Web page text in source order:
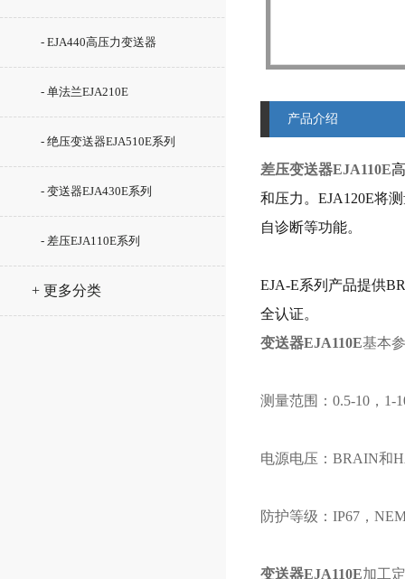
- EJA440高压力变送器
- 单法兰EJA210E
- 绝压变送器EJA510E系列
- 变送器EJA430E系列
- 差压EJA110E系列
+ 更多分类
产品介绍
差压变送器EJA110E
和压力。EJA120E将
自诊断等功能。
EJA-E系列产品提供
全认证。
变送器EJA110E基本
测量范围：0.5-10，1-
电源电压：BRAIN和
防护等级：IP67，
变送器EJA110E加工